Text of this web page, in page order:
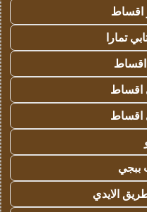
اقساط
تمارا
اقساط
اقساط
الايدي